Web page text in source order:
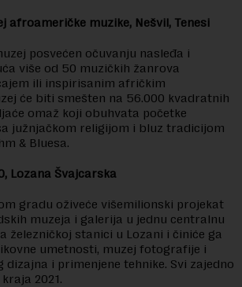
afroameričke muzike, Nešvil, Tenesi
posvećen očuvanju nasleđa i
više od 50 muzičkih žanrova
ili inspirisanim afričkim
će biti smešten na 56.000 kvadratnih
omaž koji obuhvata početke
južnjačkom religijom i bluz tradicijom
& Bluesa.
Lozana Švajcarska
gradu oživeće višemilionski projekat
muzeja i galerija u jednu centralnu
železničkoj stanici u Lozani i činiće ga
umetnosti, muzej fotografije i
dizajna i primenjene tehnike. Svi zajedno
2021.